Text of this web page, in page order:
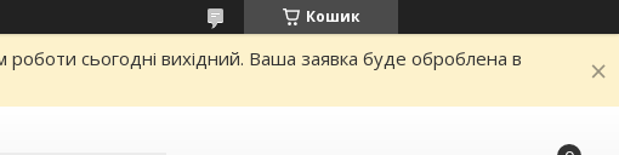
Кошик
роботи сьогодні вихідний. Ваша заявка буде оброблена в